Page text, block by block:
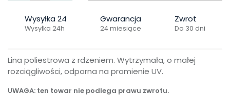
Wysyłka 24
Wysyłka 24h
Gwarancja
24 miesiące
Zwrot
Do 30 dni
Lina poliestrowa z rdzeniem. Wytrzymała, o małej
rozciągliwości, odporna na promienie UV.
UWAGA: ten towar nie podlega prawu zwrotu.